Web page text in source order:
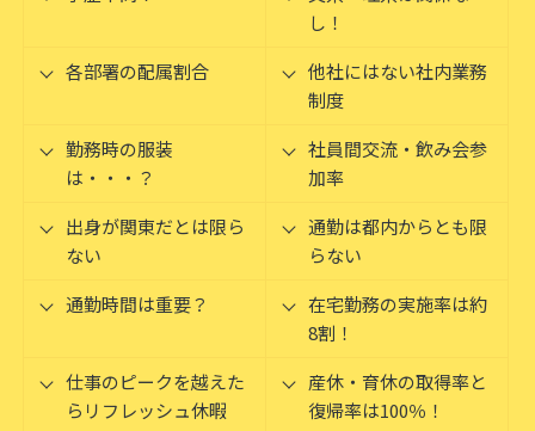
し！
各部署の配属割合
他社にはない社内業務
制度
勤務時の服装
は・・・？
社員間交流・飲み会参
加率
出身が関東だとは限ら
ない
通勤は都内からとも限
らない
通勤時間は重要？
在宅勤務の実施率は約
8割！
仕事のピークを越えた
らリフレッシュ休暇
産休・育休の取得率と
復帰率は100％！